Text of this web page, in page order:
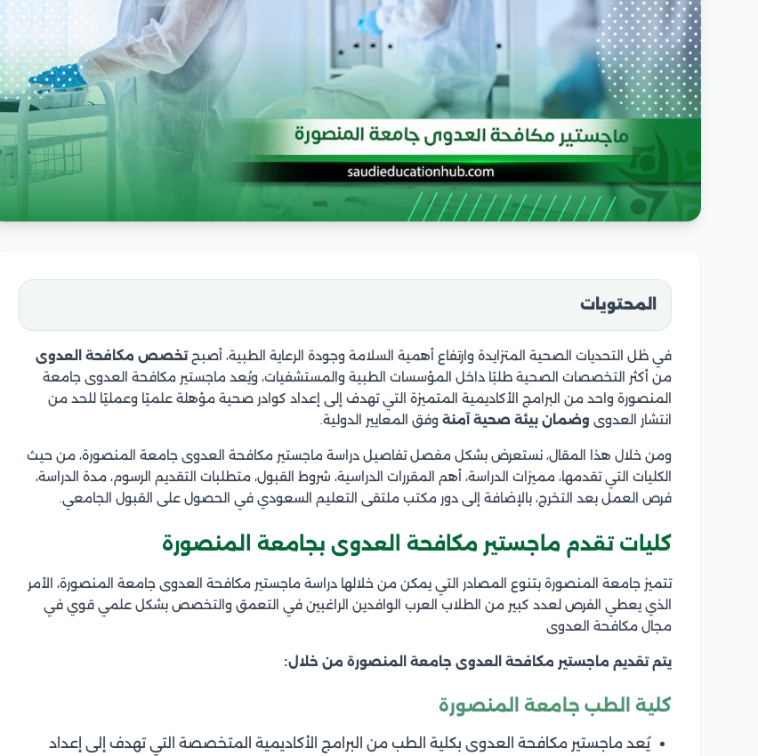
المحتويات
في ظل التحديات الصحية المتزايدة وارتفاع أهمية السلامة وجودة الرعاية الطبية، أصبح تخصص مكافحة العدوى
من أكثر التخصصات الصحية طلبًا داخل المؤسسات الطبية والمستشفيات، ويُعد ماجستير مكافحة العدوى جامعة
المنصورة واحد من البرامج الأكاديمية المتميزة التي تهدف إلى إعداد كوادر صحية مؤهلة علميًا وعمليًا للحد من
انتشار العدوى وضمان بيئة صحية آمنة وفق المعايير الدولية.
ومن خلال هذا المقال، نستعرض بشكل مفصل تفاصيل دراسة ماجستير مكافحة العدوى جامعة المنصورة، من حيث
الكليات التي تقدمها، مميزات الدراسة، أهم المقررات الدراسية، شروط القبول، متطلبات التقديم الرسوم، مدة الدراسة،
فرص العمل بعد التخرج، بالإضافة إلى دور مكتب ملتقى التعليم السعودي في الحصول على القبول الجامعي.
كليات تقدم ماجستير مكافحة العدوى بجامعة المنصورة
تتميز جامعة المنصورة بتنوع المصادر التي يمكن من خلالها دراسة ماجستير مكافحة العدوى جامعة المنصورة، الأمر
الذي يعطي الفرص لعدد كبير من الطلاب العرب الوافدين الراغبين في التعمق والتخصص بشكل علمي قوي في
مجال مكافحة العدوى
يتم تقديم ماجستير مكافحة العدوى جامعة المنصورة من خلال:
كلية الطب جامعة المنصورة
يُعد ماجستير مكافحة العدوى بكلية الطب من البرامج الأكاديمية المتخصصة التي تهدف إلى إعداد